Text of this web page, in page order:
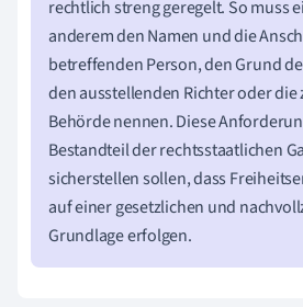
rechtlich streng geregelt. So muss
anderem den Namen und die
betreffenden Person, den Grund
den ausstellenden Richter oder die
Behörde nennen. Diese
Bestandteil der rechtsstaatlichen
sicherstellen sollen, dass
auf einer gesetzlichen und
Grundlage erfolgen.